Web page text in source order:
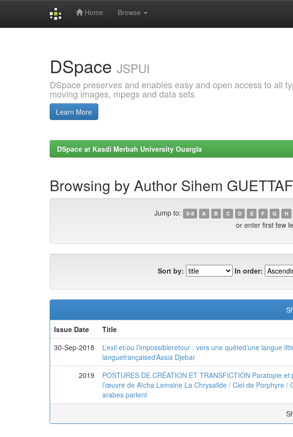
Home Browse
DSpace JSPUI
DSpace preserves and enables easy and open access to all
moving images, mpegs and data sets
Learn More
DSpace at Kasdi Merbah University Ouargla
Browsing by Author Sihem
Jump to: 0-9 A B C D E F G H
or enter first few
Sort by: In order:
Issue Date
Title
30-Sep-2018
L’exil et/ou l’impossibleretour : vers une quêted’une langue
languefrançaised’Assia Djebar
2019
POSTURES DE CRÉATION ET TRANSFICTION Paratopie
l’œuvre de Aïcha Lemsine La Chrysalide / Ciel de Porphyre /
arabes parlent